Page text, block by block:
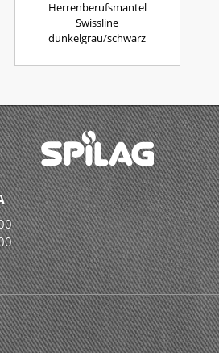
Herrenberufsmantel
Swissline
dunkelgrau/schwarz